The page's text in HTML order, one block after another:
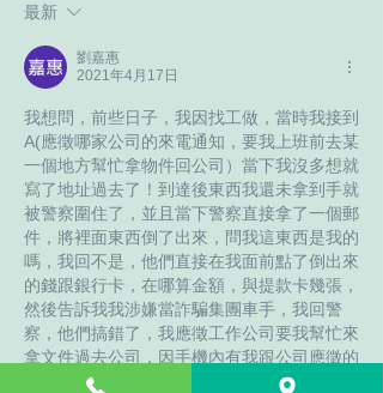
最新
劉嘉惠
2021年4月17日
我想問，前些日子，我因找工做，當時我接到
A(應徵哪家公司的來電通知，要我上班前去某
一個地方幫忙拿物件回公司）當下我沒多想就
寫了地址過去了！到達後東西我還未拿到手就
被警察圍住了，並且當下警察直接拿了一個郵
件，將裡面東西倒了出來，問我這東西是我的
嗎，我回不是，他們直接在我面前點了倒出來
的錢跟銀行卡，在哪算金額，與提款卡幾張，
然後告訴我我涉嫌當詐騙集團車手，我回警
察，他們搞錯了，我應徵工作公司要我幫忙來
拿文件過去公司，因手機內有我跟公司應徵的
資料，與對話內容，所以警察告訴我説我應徵